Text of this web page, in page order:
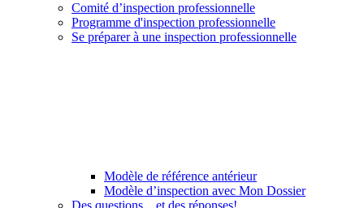
Comité d’inspection professionnelle
Programme d'inspection professionnelle
Se préparer à une inspection professionnelle
Modèle de référence antérieur
Modèle d’inspection avec Mon Dossier
Des questions... et des réponses!